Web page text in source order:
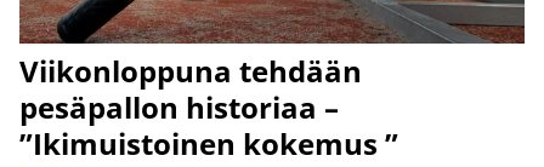
Viikonloppuna tehdään
pesäpallon historiaa –
”Ikimuistoinen kokemus ”